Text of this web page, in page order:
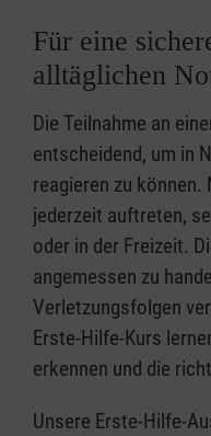
Für eine
alltäglichen
Die Teilnahme an
entscheidend, um in
reagieren zu
jederzeit auftreten,
oder in der Freizeit.
angemessen zu
Verletzungsfolgen
Erste-Hilfe-Kurs
erkennen und die
Unsere Erste-Hilfe-